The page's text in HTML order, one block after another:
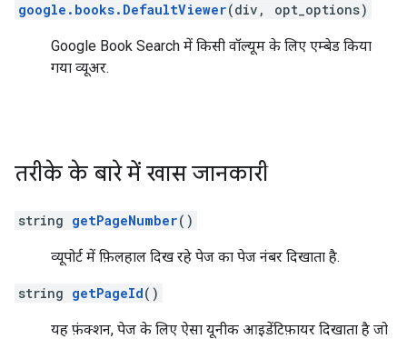
google.books.DefaultViewer(div, opt_options)
Google Book Search में किसी वॉल्यूम के लिए एम्बेड किया
गया व्यूअर.
तरीके के बारे में खास जानकारी
string getPageNumber()
व्यूपोर्ट में फ़िलहाल दिख रहे पेज का पेज नंबर दिखाता है.
string getPageId()
यह फ़ंक्शन, पेज के लिए ऐसा यूनीक आइडेंटिफ़ायर दिखाता है जो